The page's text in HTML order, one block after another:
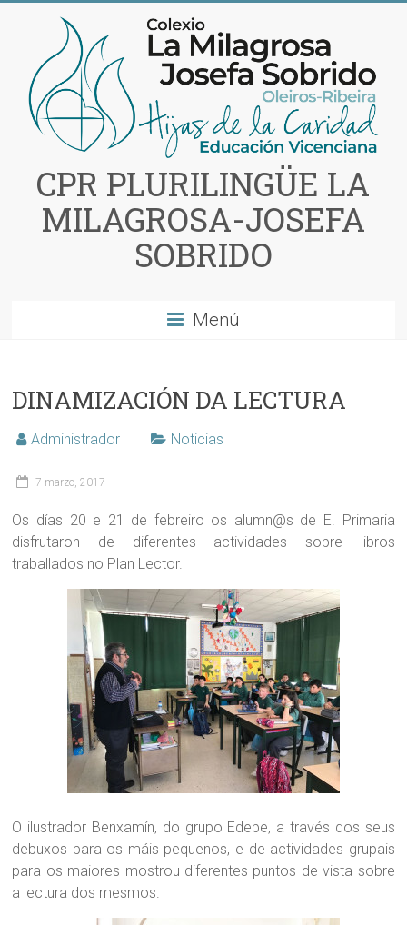
contenido
CPR PLURILINGÜE LA
MILAGROSA-JOSEFA
SOBRIDO
Menú
DINAMIZACIÓN DA LECTURA
Administrador Noticias
7 marzo, 2017
Os días 20 e 21 de febreiro os alumn@s de E. Primaria
disfrutaron de diferentes actividades sobre libros
traballados no Plan Lector.
O ilustrador Benxamín, do grupo Edebe, a través dos seus
debuxos para os máis pequenos, e de actividades grupais
para os maiores mostrou diferentes puntos de vista sobre
a lectura dos mesmos.